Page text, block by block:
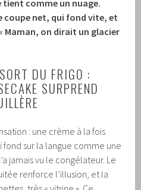
tient comme un nuage.
coupe net, qui fond vite, et
Maman, on dirait un glacier
DU FRIGO :
SURPREND
: une crème à la fois
fond sur la langue comme une
jamais vu le congélateur. Le
renforce l’illusion, et la